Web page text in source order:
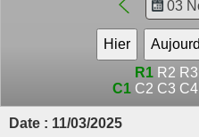
R1 R2 R3
C1 C2 C3 C4
Date : 11/03/2025